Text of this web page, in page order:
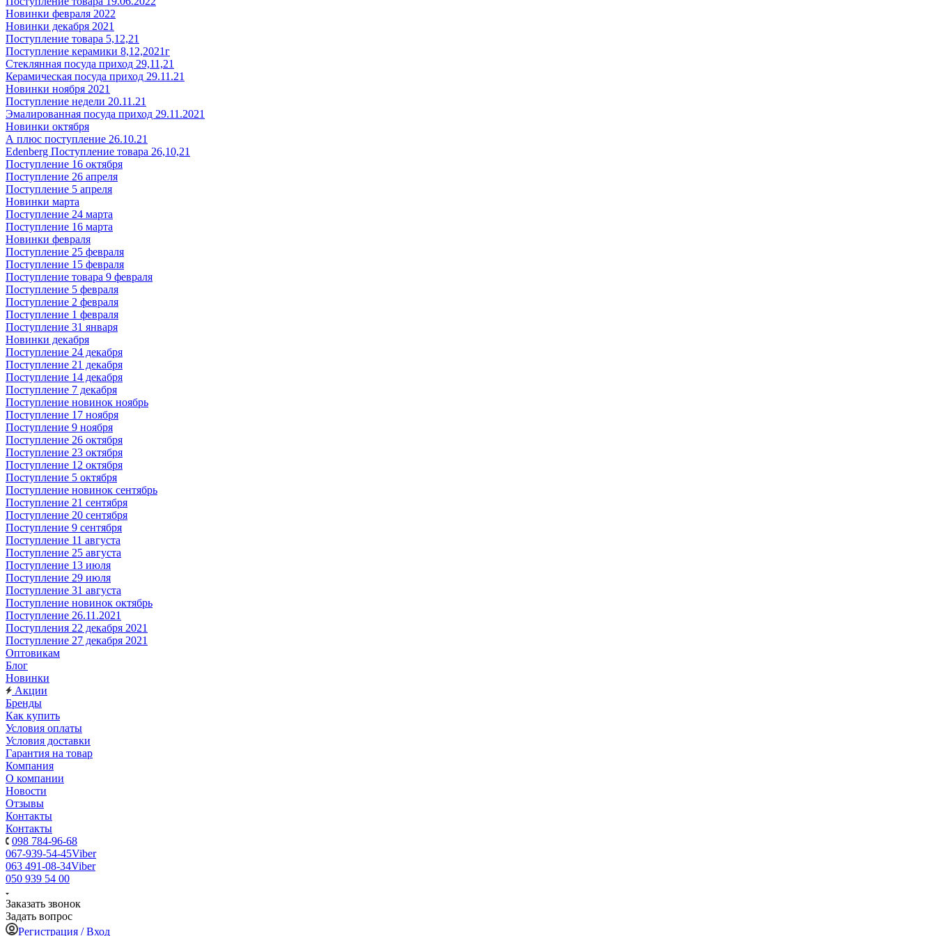
Новинки февраля 2022
Новинки декабря 2021
Поступление товара 5,12,21
Поступление керамики 8,12,2021г
Стеклянная посуда приход 29,11,21
Керамическая посуда приход 29.11.21
Новинки ноября 2021
Поступление недели 20.11.21
Эмалированная посуда приход 29.11.2021
Новинки октября
А плюс поступление 26.10.21
Edenberg Поступление товара 26,10,21
Поступление 16 октября
Поступление 26 апреля
Поступление 5 апреля
Новинки марта
Поступление 24 марта
Поступление 16 марта
Новинки февраля
Поступление 25 февраля
Поступление 15 февраля
Поступление товара 9 февраля
Поступление 5 февраля
Поступление 2 февраля
Поступление 1 февраля
Поступление 31 января
Новинки декабря
Поступление 24 декабря
Поступление 21 декабря
Поступление 14 декабря
Поступление 7 декабря
Поступление новинок ноябрь
Поступление 17 ноября
Поступление 9 ноября
Поступление 26 октября
Поступление 23 октября
Поступление 12 октября
Поступление 5 октября
Поступление новинок сентябрь
Поступление 21 сентября
Поступление 20 сентября
Поступление 9 сентября
Поступление 11 августа
Поступление 25 августа
Поступление 13 июля
Поступление 29 июля
Поступление 31 августа
Поступление новинок октябрь
Поступление 26.11.2021
Поступления 22 декабря 2021
Поступление 27 декабря 2021
Оптовикам
Блог
Новинки
Акции
Бренды
Как купить
Условия оплаты
Условия доставки
Гарантия на товар
Компания
О компании
Новости
Отзывы
Контакты
Контакты
098 784-96-68
067-939-54-45Viber
063 491-08-34Viber
050 939 54 00
Заказать звонок
Задать вопрос
Регистрация / Вход